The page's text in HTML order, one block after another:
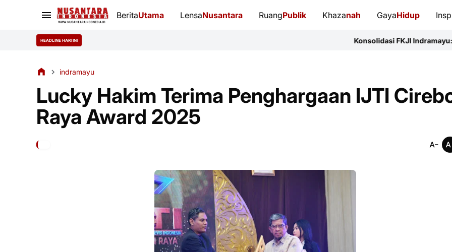
BeritaUtama LensaNusantara RuangPublik Khazanah GayaHidup
HEADLINE HARI INI Konsolidasi FKJI Indramayu: 14 Organisasi
indramayu
Lucky Hakim Terima Penghargaan IJTI
Raya Award 2025